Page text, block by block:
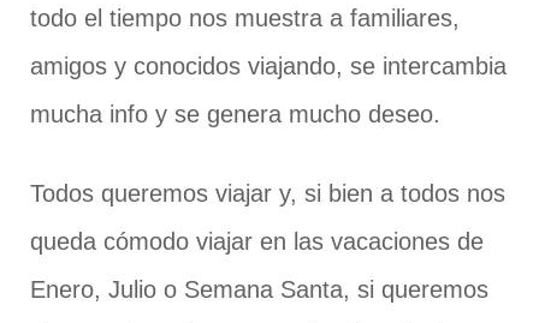
todo el tiempo nos muestra a familiares,
amigos y conocidos viajando, se intercambia
mucha info y se genera mucho deseo.
Todos queremos viajar y, si bien a todos nos
queda cómodo viajar en las vacaciones de
Enero, Julio o Semana Santa, si queremos